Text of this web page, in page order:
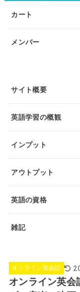
カート
メンバー
サイト概要
英語学習の概観
インプット
アウトプット
英語の資格
雑記
オンライン英会話
オンライン英会